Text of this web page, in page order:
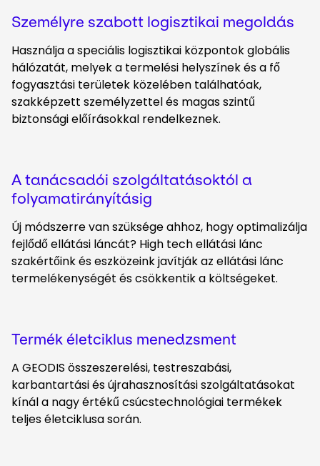
Személyre szabott logisztikai megoldás
Használja a speciális logisztikai központok globális
hálózatát, melyek a termelési helyszínek és a fő
fogyasztási területek közelében találhatóak,
szakképzett személyzettel és magas szintű
biztonsági előírásokkal rendelkeznek.
A tanácsadói szolgáltatásoktól a
folyamatirányításig
Új módszerre van szüksége ahhoz, hogy optimalizálja
fejlődő ellátási láncát? High tech ellátási lánc
szakértőink és eszközeink javítják az ellátási lánc
termelékenységét és csökkentik a költségeket.
Termék életciklus menedzsment
A GEODIS összeszerelési, testreszabási,
karbantartási és újrahasznosítási szolgáltatásokat
kínál a nagy értékű csúcstechnológiai termékek
teljes életciklusa során.